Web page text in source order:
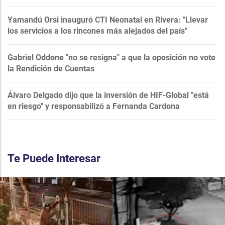
Yamandú Orsi inauguró CTI Neonatal en Rivera: "Llevar
los servicios a los rincones más alejados del país"
Gabriel Oddone "no se resigna" a que la oposición no vote
la Rendición de Cuentas
Álvaro Delgado dijo que la inversión de HIF-Global "está
en riesgo" y responsabilizó a Fernanda Cardona
Te Puede Interesar